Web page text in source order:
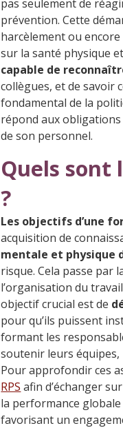
pas seulement de
prévention. Cette
harcèlement ou
sur la santé physique
capable de
collègues, et de savoir
fondamental de la
répond aux obligations
de son personnel.
Quels sont
?
Les objectifs d’une
acquisition de
mentale et physique
risque. Cela passe par
l’organisation du
objectif crucial est de
pour qu’ils puissent
formant les
soutenir leurs équipes,
Pour approfondir ces
RPS afin d’échanger
la performance
favorisant un